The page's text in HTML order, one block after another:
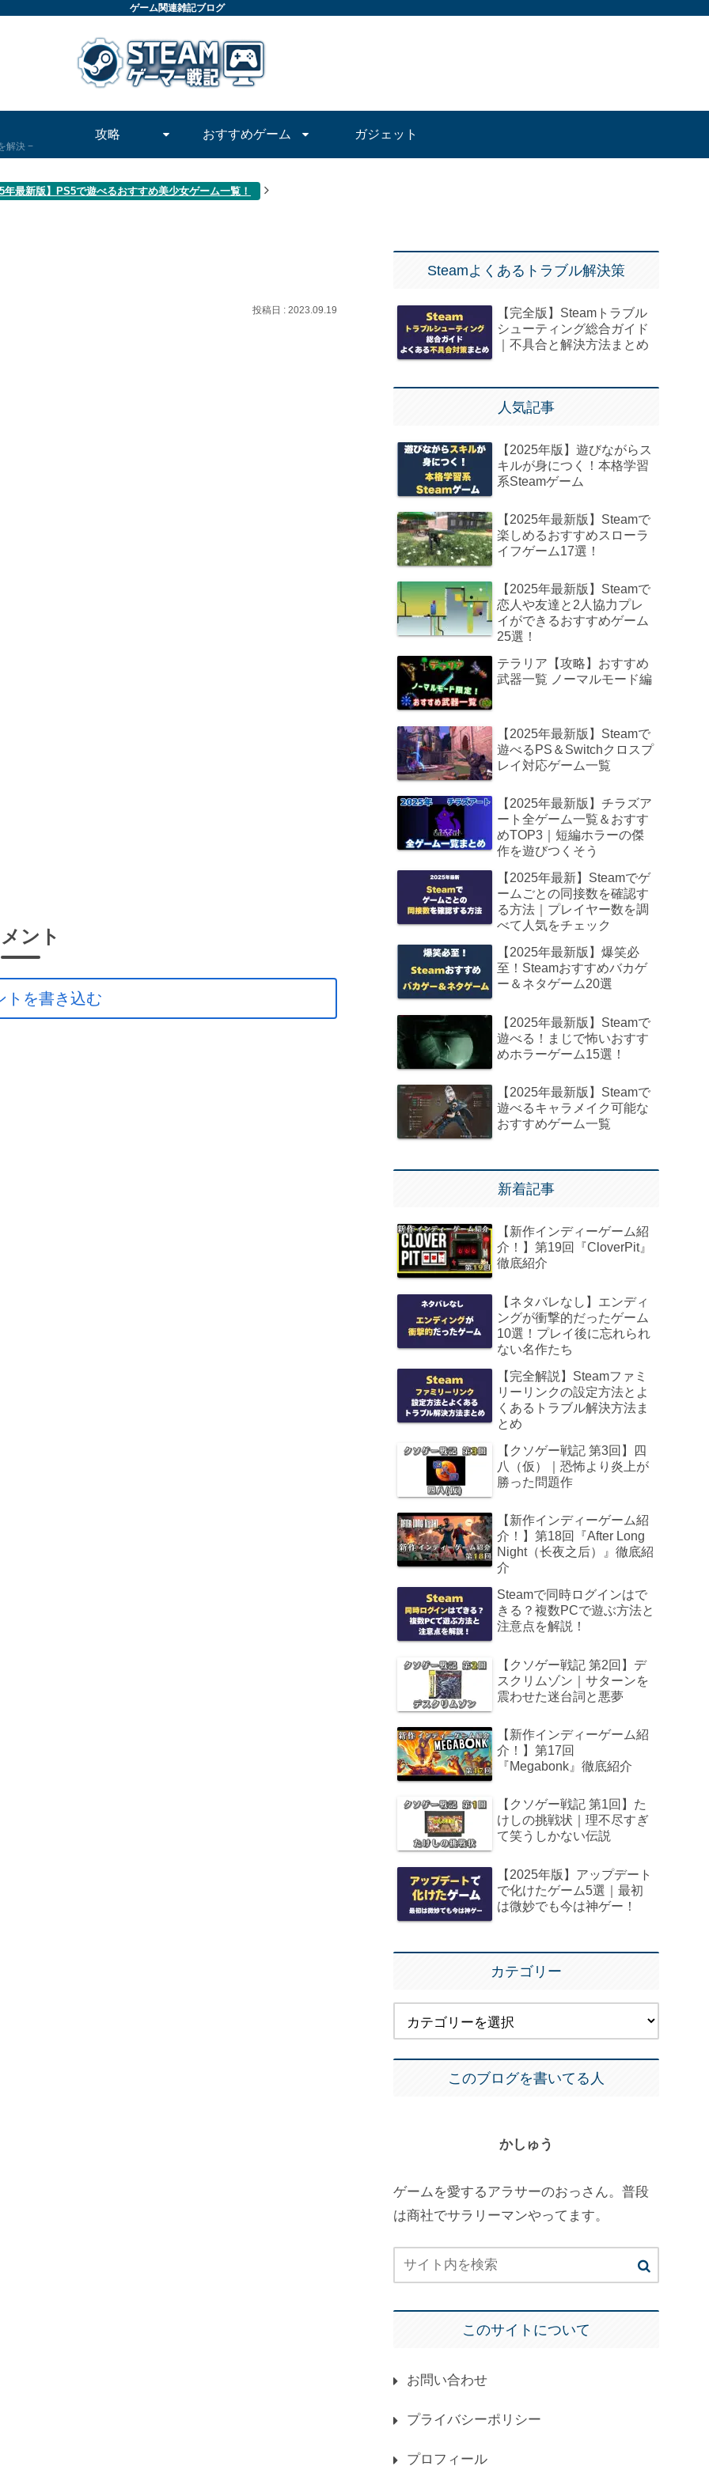
ゲーム関連雑記ブログ
解決
攻略 おすすめゲーム ガジェット
年最新版】PS5で遊べるおすすめ美少女ゲーム一覧！
2023.09.19
ント
トを書き込む
Steamよくあるトラブル解決策
【完全版】Steamトラブル
シューティング総合ガイド
｜不具合と解決方法まとめ
人気記事
【2025年版】遊びながらス
キルが身につく！本格学習
系Steamゲーム
【2025年最新版】Steamで
楽しめるおすすめスローラ
イフゲーム17選！
【2025年最新版】Steamで
恋人や友達と2人協力プレ
イができるおすすめゲーム
25選！
テラリア【攻略】おすすめ
武器一覧 ノーマルモード編
【2025年最新版】Steamで
遊べるPS＆Switchクロスプ
レイ対応ゲーム一覧
【2025年最新版】チラズア
ート全ゲーム一覧＆おすす
めTOP3｜短編ホラーの傑
作を遊びつくそう
【2025年最新】Steamでゲ
ームごとの同接数を確認す
る方法｜プレイヤー数を調
べて人気をチェック
【2025年最新版】爆笑必
至！Steamおすすめバカゲ
ー＆ネタゲーム20選
【2025年最新版】Steamで
遊べる！まじで怖いおすす
めホラーゲーム15選！
【2025年最新版】Steamで
遊べるキャラメイク可能な
おすすめゲーム一覧
新着記事
【新作インディーゲーム紹
介！】第19回『CloverPit』
徹底紹介
【ネタバレなし】エンディ
ングが衝撃的だったゲーム
10選！プレイ後に忘れられ
ない名作たち
【完全解説】Steamファミ
リーリンクの設定方法とよ
くあるトラブル解決方法ま
とめ
【クソゲー戦記 第3回】四
八（仮）｜恐怖より炎上が
勝った問題作
【新作インディーゲーム紹
介！】第18回『After Long
Night（长夜之后）』徹底紹
介
Steamで同時ログインはで
きる？複数PCで遊ぶ方法と
注意点を解説！
【クソゲー戦記 第2回】デ
スクリムゾン｜サターンを
震わせた迷台詞と悪夢
【新作インディーゲーム紹
介！】第17回
『Megabonk』徹底紹介
【クソゲー戦記 第1回】た
けしの挑戦状｜理不尽すぎ
て笑うしかない伝説
【2025年版】アップデート
で化けたゲーム5選｜最初
は微妙でも今は神ゲー！
カテゴリー
このブログを書いてる人
かしゅう
ゲームを愛するアラサーのおっさん。普段
は商社でサラリーマンやってます。
このサイトについて
お問い合わせ
プライバシーポリシー
プロフィール